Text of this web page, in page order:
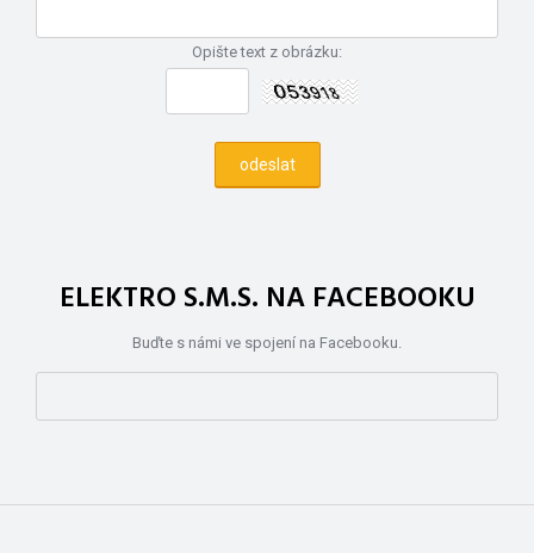
Opište text z obrázku:
ELEKTRO S.M.S. NA FACEBOOKU
Buďte s námi ve spojení na Facebooku.